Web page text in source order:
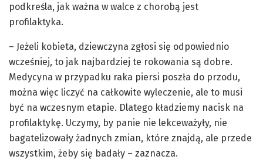
podkreśla, jak ważna w walce z chorobą jest
profilaktyka.
– Jeżeli kobieta, dziewczyna zgłosi się odpowiednio
wcześniej, to jak najbardziej te rokowania są dobre.
Medycyna w przypadku raka piersi poszła do przodu,
można więc liczyć na całkowite wyleczenie, ale to musi
być na wczesnym etapie. Dlatego kładziemy nacisk na
profilaktykę. Uczymy, by panie nie lekceważyły, nie
bagatelizowały żadnych zmian, które znajdą, ale przede
wszystkim, żeby się badały – zaznacza.